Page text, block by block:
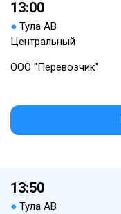
13:00
● Тула АВ
Центральный
ООО "Перевозчик"
13:50
● Тула АВ